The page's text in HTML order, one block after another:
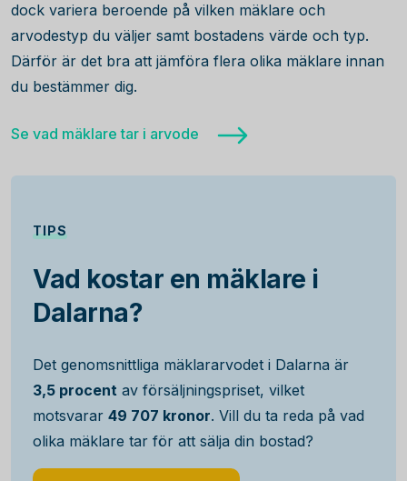
dock variera beroende på vilken mäklare och
arvodestyp du väljer samt bostadens värde och typ.
Därför är det bra att jämföra flera olika mäklare innan
du bestämmer dig.
Se vad mäklare tar i arvode
TIPS
Vad kostar en mäklare i
Dalarna?
Det genomsnittliga mäklararvodet i Dalarna är
3,5 procent av försäljningspriset, vilket
motsvarar 49 707 kronor. Vill du ta reda på vad
olika mäklare tar för att sälja din bostad?